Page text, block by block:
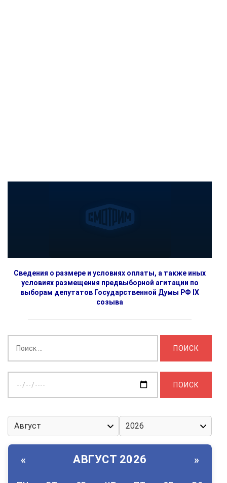
Сведения о размере и условиях оплаты, а также иных
условиях размещения предвыборной агитации по
выборам депутатов Государственной Думы РФ IX
созыва
дату:
« АВГУСТ 2026 »